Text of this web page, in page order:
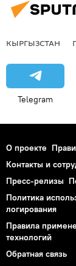
КЫРГЫЗСТАН
Telegram
О проекте
Контакты и
Пресс-релизы
Политика
логирования
Правила
технологий
Обратная связь